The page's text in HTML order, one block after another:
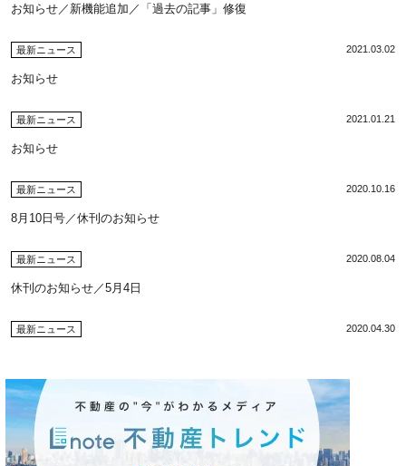
お知らせ／新機能追加／「過去の記事」修復
最新ニュース 2021.03.02
お知らせ
最新ニュース 2021.01.21
お知らせ
最新ニュース 2020.10.16
8月10日号／休刊のお知らせ
最新ニュース 2020.08.04
休刊のお知らせ／5月4日
最新ニュース 2020.04.30